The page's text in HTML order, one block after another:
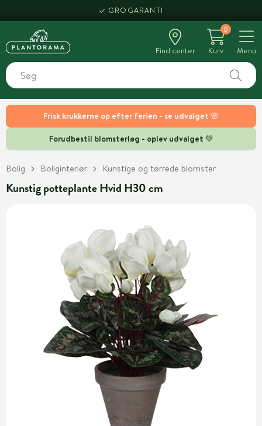
Frisk krukkerne op efter ferien - se udvalget 🌸
Forudbestil blomsterløg - oplev udvalget 💚
GROGARANTI
Find center
0
Kurv
Menu
Bolig Boliginteriør Kunstige og tørrede blomster
Kunstig potteplante Hvid H30 cm